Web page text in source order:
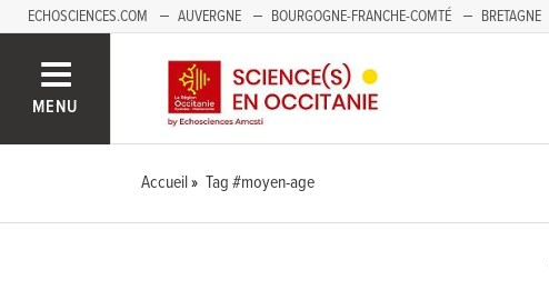
ECHOSCIENCES.COM AUVERGNE BOURGOGNE-FRANCHE-COMTÉ BRETAGNE
MENU
Accueil Tag #moyen-age